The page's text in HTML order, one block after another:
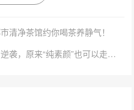
清净茶馆约你喝茶养静气！
下一篇：柴烧丨从无人问津到步步逆袭，原来“纯素颜”也可以走上人生巅峰！